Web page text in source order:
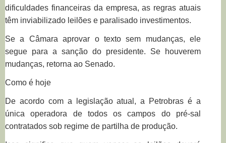
dificuldades financeiras da empresa, as regras atuais
têm inviabilizado leilões e paralisado investimentos.
Se a Câmara aprovar o texto sem mudanças, ele
segue para a sanção do presidente. Se houverem
mudanças, retorna ao Senado.
Como é hoje
De acordo com a legislação atual, a Petrobras é a
única operadora de todos os campos do pré-sal
contratados sob regime de partilha de produção.